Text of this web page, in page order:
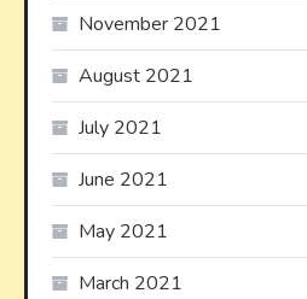
November 2021
August 2021
July 2021
June 2021
May 2021
March 2021